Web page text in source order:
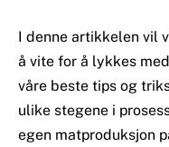
I denne artikkelen vil
å vite for å lykkes
våre beste tips og
ulike stegene i
egen matproduksjon